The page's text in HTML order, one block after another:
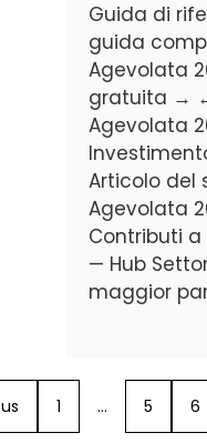
Guida di
guida
Agevolata
gratuita → ←
Agevolata
Articolo del
Agevolata
Contributi a
— Hub
maggior
1 … 5 6